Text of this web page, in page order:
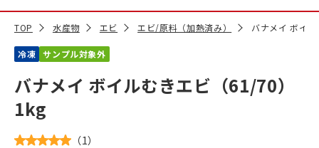
TOP 水産物 エビ エビ/原料（加熱済み） バナメイ ボイ
冷凍 サンプル対象外
バナメイ ボイルむきエビ（61/70）
1kg
（1）